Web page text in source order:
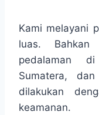
Kami melayani
luas. Bahkan
pedalaman
Sumatera,
dilakukan
keamanan.